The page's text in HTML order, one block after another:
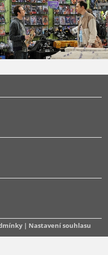
Nastavení souhlasu